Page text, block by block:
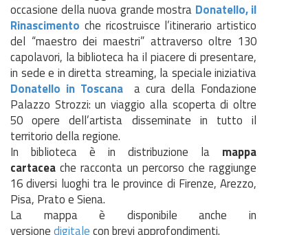
occasione della nuova grande mostra Donatello, il
Rinascimento che ricostruisce l’itinerario artistico
del “maestro dei maestri” attraverso oltre 130
capolavori, la biblioteca ha il piacere di presentare,
in sede e in diretta streaming, la speciale iniziativa
Donatello in Toscana
a cura della Fondazione
Palazzo Strozzi: un viaggio alla scoperta di oltre
50 opere dell’artista disseminate in tutto il
territorio della regione.
In biblioteca è in distribuzione la mappa
cartacea che racconta un percorso che raggiunge
16 diversi luoghi tra le province di Firenze, Arezzo,
Pisa, Prato e Siena.
La mappa è disponibile anche in
versionedigitalecon brevi approfondimenti.